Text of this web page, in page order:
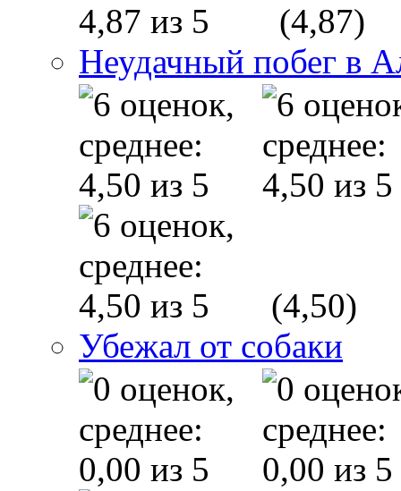
(4,87)
Неудачный побег в
(4,50)
Убежал от собаки